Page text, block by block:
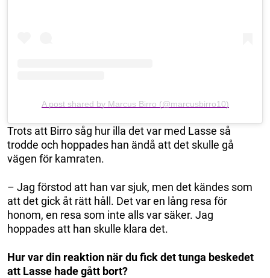
A post shared by Marcus Birro (@marcusbirro10)
Trots att Birro såg hur illa det var med Lasse så
trodde och hoppades han ändå att det skulle gå
vägen för kamraten.
– Jag förstod att han var sjuk, men det kändes som
att det gick åt rätt håll. Det var en lång resa för
honom, en resa som inte alls var säker. Jag
hoppades att han skulle klara det.
Hur var din reaktion när du fick det tunga beskedet
att Lasse hade gått bort?